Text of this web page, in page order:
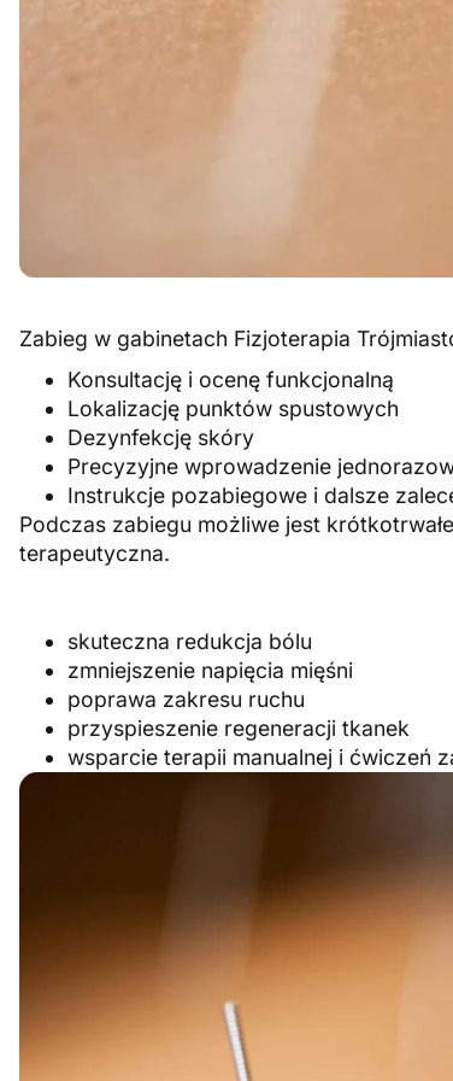
Zabieg w gabinetach Fizjoterapia
Konsultację i ocenę funkcjonalną
Lokalizację punktów spustowych
Dezynfekcję skóry
Precyzyjne wprowadzenie
Instrukcje pozabiegowe i dalsze
Podczas zabiegu możliwe jest
terapeutyczna.
skuteczna redukcja bólu
zmniejszenie napięcia mięśni
poprawa zakresu ruchu
przyspieszenie regeneracji tkanek
wsparcie terapii manualnej i ćwiczeń